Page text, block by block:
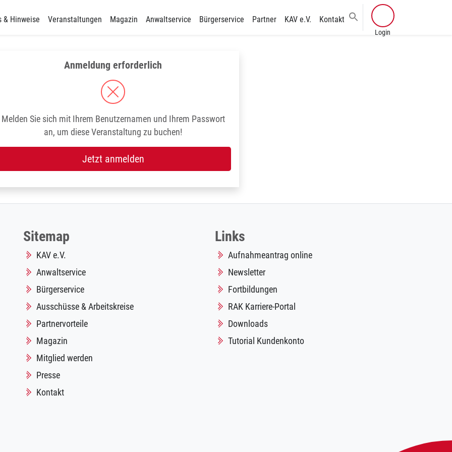
& Hinweise Veranstaltungen Magazin Anwaltservice Bürgerservice Partner KAV e.V. Kontakt
Anmeldung erforderlich
Melden Sie sich mit Ihrem Benutzernamen und Ihrem Passwort
an, um diese Veranstaltung zu buchen!
Jetzt anmelden
Sitemap
KAV e.V.
Anwaltservice
Bürgerservice
Ausschüsse & Arbeitskreise
Partnervorteile
Magazin
Mitglied werden
Presse
Kontakt
Links
Aufnahmeantrag online
Newsletter
Fortbildungen
RAK Karriere-Portal
Downloads
Tutorial Kundenkonto